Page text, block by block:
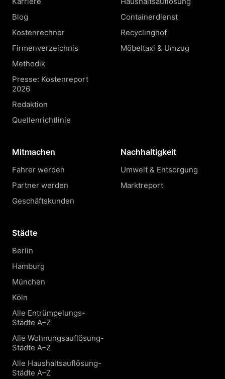
Blog
Kostenrechner
Firmenverzeichnis
Methodik
Presse: Kostenreport
2026
Redaktion
Quellenrichtlinie
Containerdienst
Recyclinghof
Möbeltaxi & Umzug
Mitmachen
Fahrer werden
Partner werden
Geschäftskunden
Nachhaltigkeit
Umwelt & Entsorgung
Marktreport
Städte
Berlin
Hamburg
München
Köln
Alle Entrümpelungs-
Städte A–Z
Alle Wohnungsauflösung-
Städte A–Z
Alle Haushaltsauflösung-
Städte A–Z